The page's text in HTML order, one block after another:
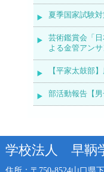
夏季国家試験
芸術鑑賞会「
よる金管アン
【平家太鼓部
部活動報告【男
学校法人 早鞆